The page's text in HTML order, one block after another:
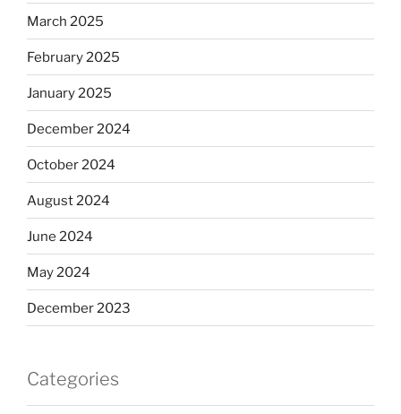
March 2025
February 2025
January 2025
December 2024
October 2024
August 2024
June 2024
May 2024
December 2023
Categories